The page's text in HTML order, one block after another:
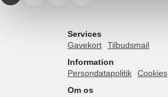
Services
Gavekort
Tilbudsmail
Information
Persondatapolitik
Cookies
Om os